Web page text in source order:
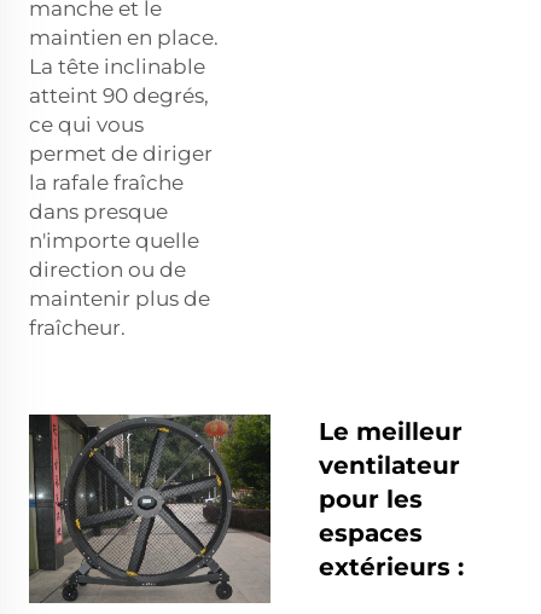
manche et le
maintien en place.
La tête inclinable
atteint 90 degrés,
ce qui vous
permet de diriger
la rafale fraîche
dans presque
n'importe quelle
direction ou de
maintenir plus de
fraîcheur.
Le meilleur
ventilateur
pour les
espaces
extérieurs :